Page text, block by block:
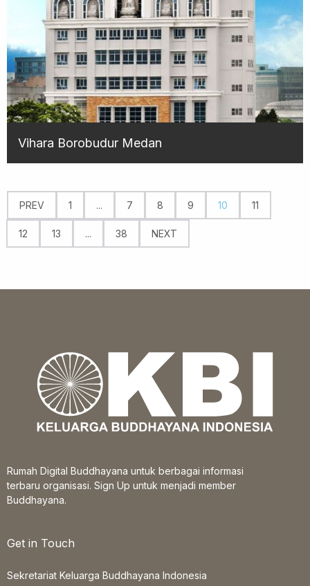
Vihara Borobudur Medan
PREV 1 ... 7 8 9 10 11
12 13 ... 38 NEXT
Rumah Digital Buddhayana untuk berbagai informasi
terbaru organisasi. Sign Up untuk menjadi member
Buddhayana.
Get in Touch
Sekretariat Keluarga Buddhayana Indonesia